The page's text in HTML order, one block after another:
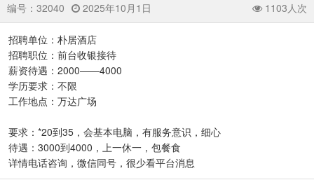
编号： 32040 2025年10月1日 1103人次
招聘单位：朴居酒店
招聘职位：前台收银接待
薪资待遇：2000——4000
学历要求：不限
工作地点：万达广场
要求：*20到35，会基本电脑，有服务意识，细心
待遇：3000到4000，上一休一，包餐食
详情电话咨询，微信同号，很少看平台消息